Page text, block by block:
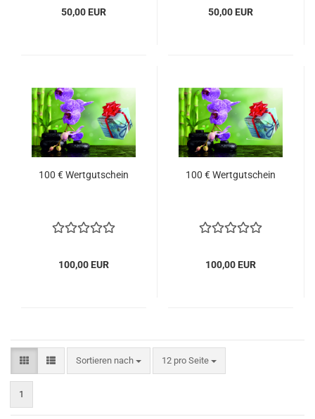
50,00 EUR 50,00 EUR
100 € Wertgutschein
100,00 EUR
100 € Wertgutschein
100,00 EUR
Sortieren nach
Sortieren nach 12 pro Seite
pro Seite
1